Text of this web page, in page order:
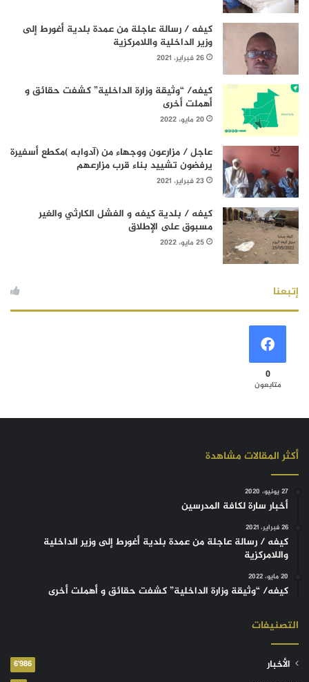
كيفه / رسالة عاجلة من عمدة بلدية أغورط إلى
وزير الداخلية واللامركزية
26 فبراير، 2021
كيفه/ “وثيقة وزارة الداخلية” كشفت حقائق و
أهملت أخرى
20 مايو، 2022
عاجل / مزارعون ووجهاء من (آدوابه )مكطع أسفيرة
يرفضون تشييد بناء قرب مزارعهم
23 فبراير، 2021
كيفه / بلدية كيفه و الفشل الكارثي والغير
مسبوق على الإطلاق
25 مايو، 2022
إتبعنا
0
متابعون
أكثر المقالات مشاهدة
27 يونيو، 2020
أخبار سارة لكافة المدرسين
26 فبراير، 2021
كيفه / رسالة عاجلة من عمدة بلدية أغورط إلى وزير الداخلية
واللامركزية
20 مايو، 2022
كيفه/ “وثيقة وزارة الداخلية” كشفت حقائق و أهملت أخرى
التصنيفات
الأخبار 6٬986